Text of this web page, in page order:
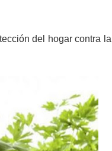
del hogar contra la